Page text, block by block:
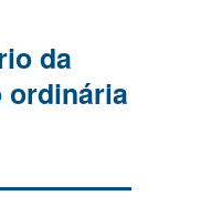
da
ordinária